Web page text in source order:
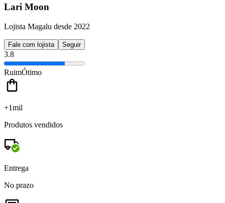
Lari Moon
Lojista Magalu desde 2022
Fale com lojista Seguir
3.8
RuimÓtimo
+1mil
Produtos vendidos
Entrega
No prazo